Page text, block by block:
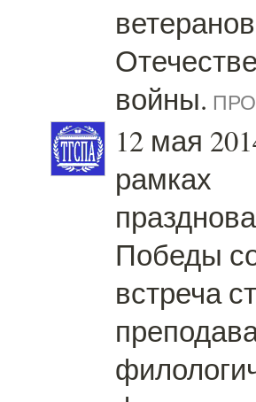
войны.
12 мая
рамках
Победы
встреча